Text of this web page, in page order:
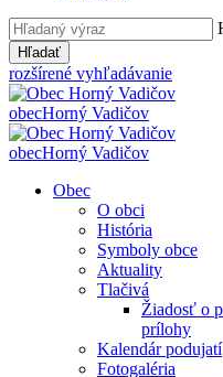
Hľadať
rozšírené vyhľadávanie
obecHorný Vadičov
obecHorný Vadičov
Obec
O obci
História
Symboly obce
Aktuality
Tlačivá
Žiadosť o
prílohy
Kalendár podujatí
Fotogaléria